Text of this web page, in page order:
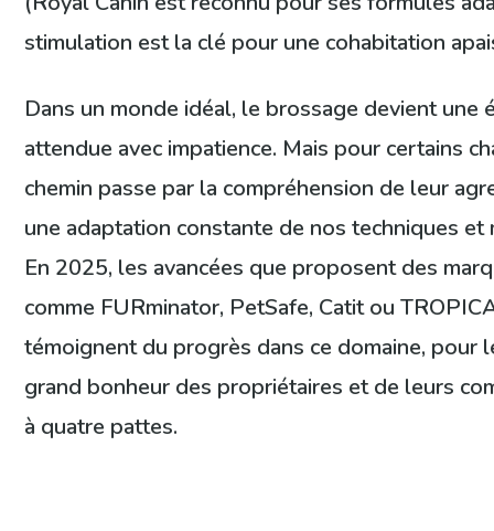
stimulation est la clé pour une cohabitation
Dans un monde idéal, le brossage devient une
attendue avec impatience. Mais pour certains
chemin passe par la compréhension de leur
une adaptation constante de nos techniques et
En 2025, les avancées que proposent des
comme FURminator, PetSafe, Catit ou
témoignent du progrès dans ce domaine, pour
grand bonheur des propriétaires et de leurs
à quatre pattes.